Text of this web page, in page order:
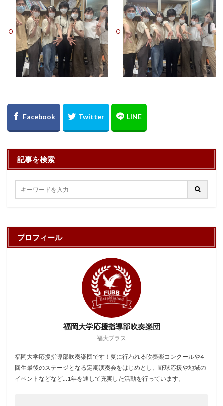
記事を検索
プロフィール
福岡大学応援指導部吹奏楽団
福大ブラス
福岡大学応援指導部吹奏楽団です！夏に行われる吹奏楽コンクールや4
回生最後のステージとなる定期演奏会をはじめとし、野球応援や地域の
イベントなどなど…1年を通して充実した活動を行っています。